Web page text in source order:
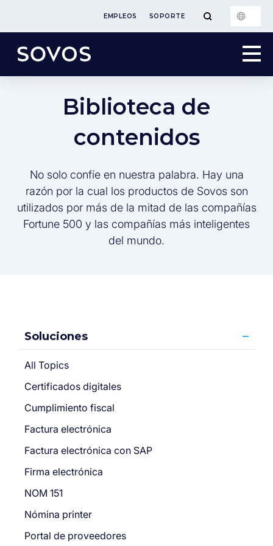
EMPLEOS SOPORTE
Biblioteca de
contenidos
No solo confíe en nuestra palabra. Hay una
razón por la cual los productos de Sovos son
utilizados por más de la mitad de las compañías
Fortune 500 y las compañías más inteligentes
del mundo.
Soluciones
All Topics
Certificados digitales
Cumplimiento fiscal
Factura electrónica
Factura electrónica con SAP
Firma electrónica
NOM 151
Nómina printer
Portal de proveedores